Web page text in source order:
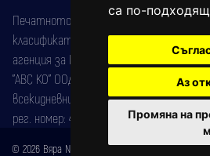
са по-
Аз
Промяна на
Печатното издание на вестника е
класификатор на печатните издания
агенция за ISSN) под номер: ISSN 1312-
"АВС КО" ООД е притежател на
всекидневник на югозападна България,
рег. номер: 47857/11.05.2004 година.
© 2026 Вяра News Всички права запазени!